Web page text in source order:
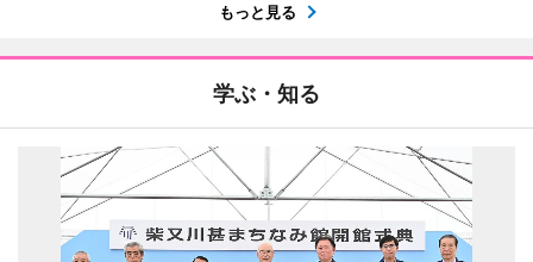
もっと見る
学ぶ・知る